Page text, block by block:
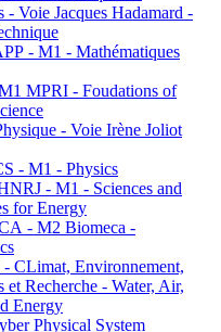
- Voie Jacques Hadamard -
- M1 - Mathématiques
MPRI - Foudations of
- Voie Irène Joliot
- M1 - Physics
- M1 - Sciences and
for Energy
- M2 Biomeca -
CLimat, Environnement,
et Recherche - Water, Air,
Energy
Physical System